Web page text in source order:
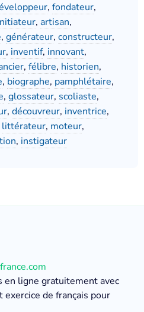
, fondateur,
, artisan,
, générateur, constructeur,
, inventif, innovant,
, félibre, historien,
, biographe, pamphlétaire,
, glossateur, scoliaste,
, découvreur, inventrice,
littérateur, moteur,
, instigateur
en ligne gratuitement avec
exercice de français pour